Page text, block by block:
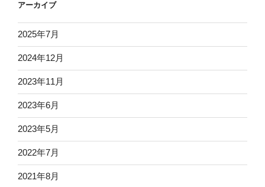
アーカイブ
2025年7月
2024年12月
2023年11月
2023年6月
2023年5月
2022年7月
2021年8月